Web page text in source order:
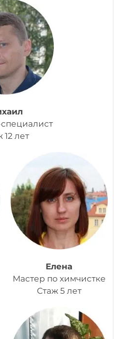
12 лет
Елена
Мастер по химчистке
Стаж 5 лет